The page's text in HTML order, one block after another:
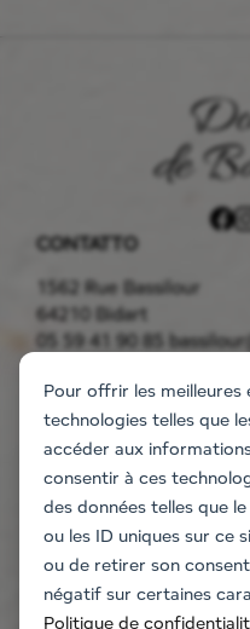
Pour offrir les meilleures
technologies telles que
accéder aux
consentir à ces
des données telles que
ou les ID uniques sur ce
ou de retirer son
négatif sur certaines
Politique de
CONTATTO
1562 Rue Bassilour
64210 Bidart
05 59 41 90 85
Sistemazione
Gli appartamenti
La villa
Richiesta di informazioni
EVENTO
Matrimoni ed eventi
Seminari aziendali
Attività di team building